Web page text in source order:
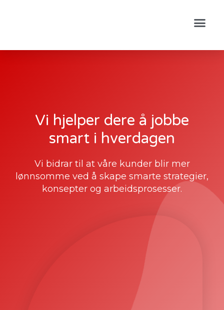
Vi hjelper dere å jobbe
smart i hverdagen
Vi bidrar til at våre kunder blir mer
lønnsomme ved å skape smarte strategier,
konsepter og arbeidsprosesser.